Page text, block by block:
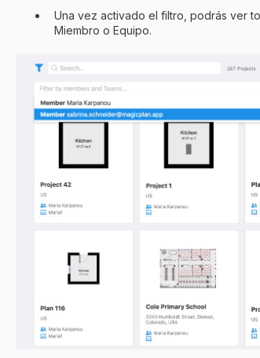
Una vez activado el filtro, podrás ver
Miembro o Equipo.